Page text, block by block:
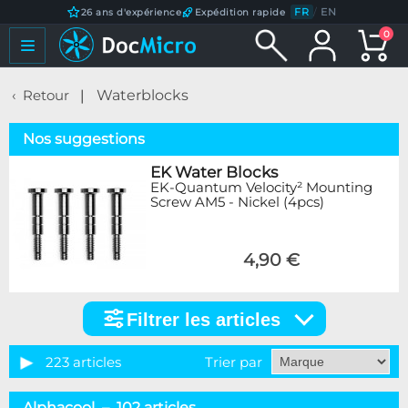
26 ans d'expérience Expédition rapide FR / EN
0
Retour Waterblocks
Nos suggestions
EK Water Blocks
EK-Quantum Velocity² Mounting
Screw AM5 - Nickel (4pcs)
4,90 €
articles
Catégorie
Filtrer les articles
223 articles Trier par